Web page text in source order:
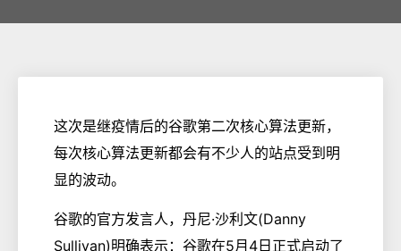
这次是继疫情后的谷歌第二次核心算法更新，
每次核心算法更新都会有不少人的站点受到明
显的波动。
谷歌的官方发言人，丹尼·沙利文(Danny
Sullivan)明确表示：谷歌在5月4日正式启动了